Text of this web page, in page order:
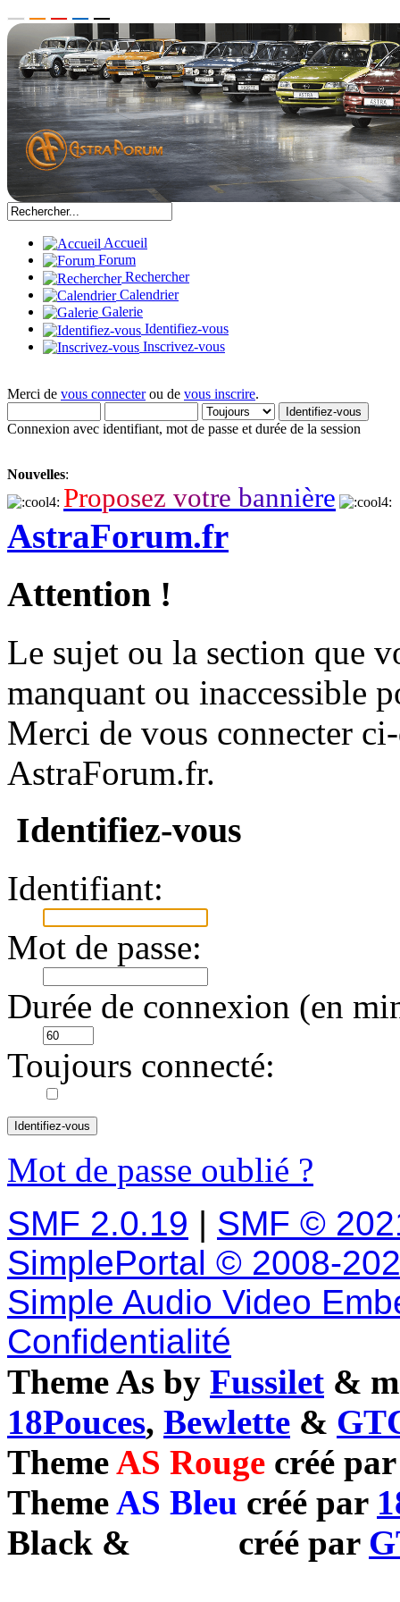
Accueil
Forum
Rechercher
Calendrier
Galerie
Identifiez-vous
Inscrivez-vous
Merci de vous connecterou de vous inscrire.
Connexion avec identifiant, mot de passe et durée de la session
Nouvelles:
Proposez votre bannière
AstraForum.fr
Attention !
Le sujet ou la section que
manquant ou inaccessible
Merci de vous connecter
AstraForum.fr.
Identifiez-vous
Identifiant:
Mot de passe:
Durée de connexion (en
Toujours connecté:
Mot de passe oublié ?
SMF 2.0.19 | SMF ©
SimplePortal © 2008-
Simple Audio Video
Confidentialité
Theme As by Fussilet &
18Pouces, Bewlette &
ThemeAS Rouge créé
ThemeAS Bleu créé par
Black & créé par